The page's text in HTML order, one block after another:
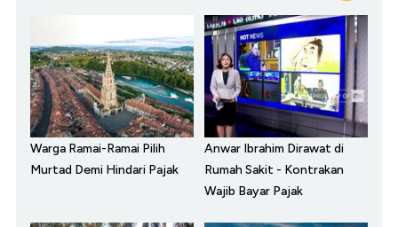
Warga Ramai-Ramai Pilih
Murtad Demi Hindari Pajak
Anwar Ibrahim Dirawat di
Rumah Sakit - Kontrakan
Wajib Bayar Pajak